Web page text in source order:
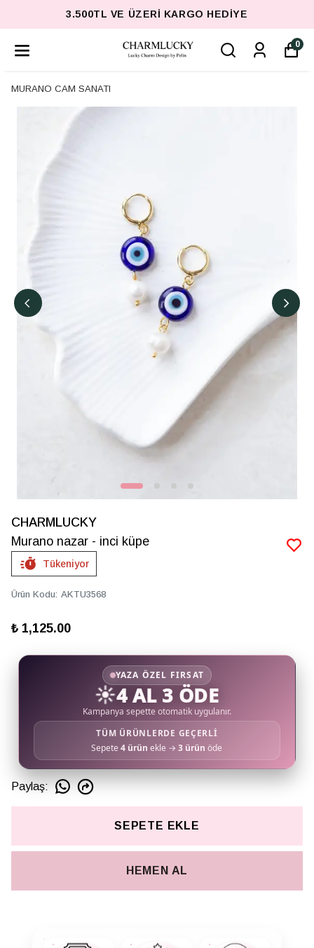
3.500TL VE ÜZERI KARGO HEDIYE
0
MURANO CAM SANATI
CHARMLUCKY
Murano nazar - inci küpe
Tükeniyor
Ürün Kodu: AKTU3568
₺ 1,125.00
YAZA ÖZEL FIRSAT
☀️4 AL 3 ÖDE
Kampanya sepette otomatik uygulanır.
TÜM ÜRÜNLERDE GEÇERLİ
Sepete4 ürün ekle →3 ürün öde
Paylaş:
SEPETE EKLE
HEMEN AL